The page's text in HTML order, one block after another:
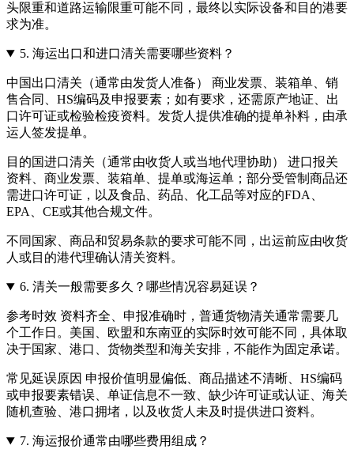
头限重和道路运输限重可能不同，最终以实际设备和目的港要
求为准。
5. 海运出口和进口清关需要哪些资料？
中国出口清关（通常由发货人准备） 商业发票、装箱单、销
售合同、HS编码及申报要素；如有要求，还需原产地证、出
口许可证或检验检疫资料。发货人提供准确的提单补料，由承
运人签发提单。
目的国进口清关（通常由收货人或当地代理协助） 进口报关
资料、商业发票、装箱单、提单或海运单；部分受管制商品还
需进口许可证，以及食品、药品、化工品等对应的FDA、
EPA、CE或其他合规文件。
不同国家、商品和贸易条款的要求可能不同，出运前应由收货
人或目的港代理确认清关资料。
6. 清关一般需要多久？哪些情况容易延误？
参考时效 资料齐全、申报准确时，普通货物清关通常需要几
个工作日。美国、欧盟和东南亚的实际时效可能不同，具体取
决于国家、港口、货物类型和海关安排，不能作为固定承诺。
常见延误原因 申报价值明显偏低、商品描述不清晰、HS编码
或申报要素错误、单证信息不一致、缺少许可证或认证、海关
随机查验、港口拥堵，以及收货人未及时提供进口资料。
7. 海运报价通常由哪些费用组成？